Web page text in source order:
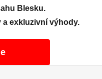
Blesku.
a exkluzivní výhody.